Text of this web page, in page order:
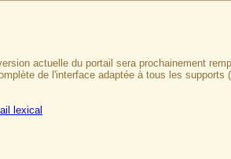
actuelle du portail sera prochainement
de l'interface adaptée à tous les
lexical